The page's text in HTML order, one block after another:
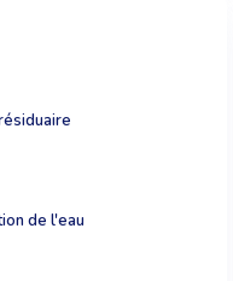
de l'eau